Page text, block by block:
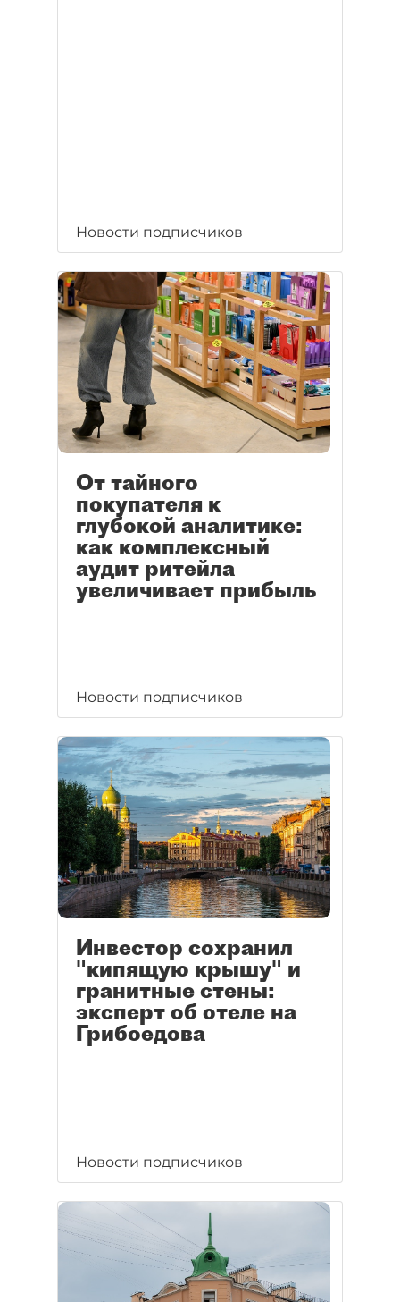
Новости подписчиков
От тайного
покупателя к
глубокой аналитике:
как комплексный
аудит ритейла
увеличивает прибыль
Новости подписчиков
Инвестор сохранил
"кипящую крышу" и
гранитные стены:
эксперт об отеле на
Грибоедова
Новости подписчиков